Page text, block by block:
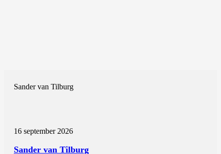
Sander van Tilburg
16 september 2026
Sander van Tilburg